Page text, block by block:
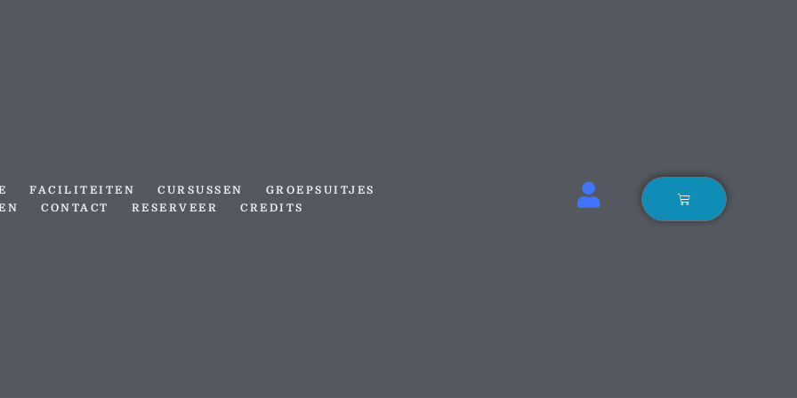
FACILITEITEN CURSUSSEN
GROEPSUITJES
CONTACT RESERVEER CREDITS
Winkelwagen